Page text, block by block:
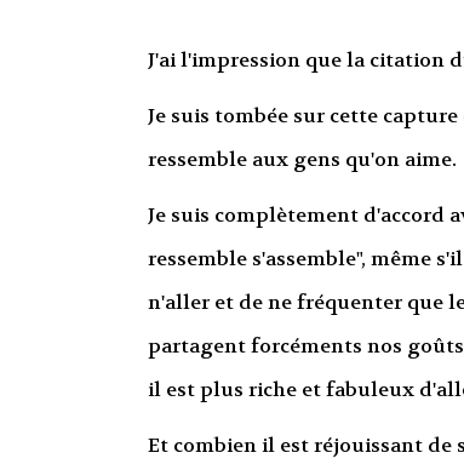
J'ai l'impression que la citation
Je suis tombée sur cette
ressemble aux gens qu'on aime.
Je suis complètement d'accord
ressemble s'assemble", même
n'aller et de ne fréquenter que
partagent forcéments nos
il est plus riche et fabuleux
Et combien il est réjouissant de